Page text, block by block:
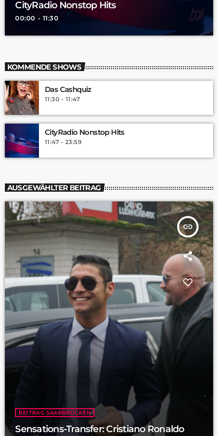
CityRadio Nonstop Hits
00:00 - 11:30
KOMMENDE SHOWS
Das Cashquiz
11:30 - 11:47
CityRadio Nonstop Hits
11:47 - 23:59
AUSGEWÄHLTER BEITRAG
insert_link
BEITRAG SAARBRÜCKEN
Sensations-Transfer: Cristiano Ronaldo